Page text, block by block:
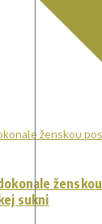
sukni